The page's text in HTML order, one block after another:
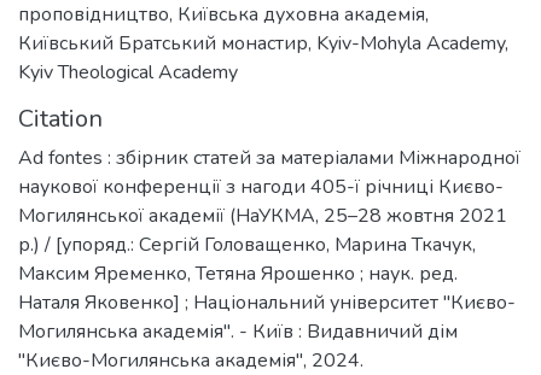
проповідництво, Київська духовна академія,
Київський Братський монастир, Kyiv-Mohyla Academy,
Kyiv Theological Academy
Citation
Ad fontes : збірник статей за матеріалами Міжнародної
наукової конференції з нагоди 405-ї річниці Києво-
Могилянської академії (НаУКМА, 25–28 жовтня 2021
р.) / [упоряд.: Сергій Головащенко, Марина Ткачук,
Максим Яременко, Тетяна Ярошенко ; наук. ред.
Наталя Яковенко] ; Національний університет "Києво-
Могилянська академія". - Київ : Видавничий дім
"Києво-Могилянська академія", 2024.